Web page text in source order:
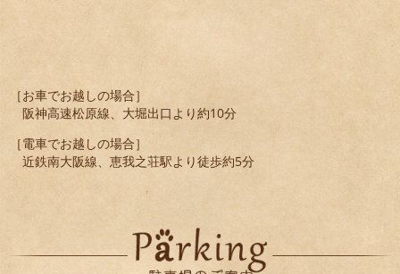
［お車でお越しの場合］
阪神高速松原線、大堀出口より約10分
［電車でお越しの場合］
近鉄南大阪線、恵我之荘駅より徒歩約5分